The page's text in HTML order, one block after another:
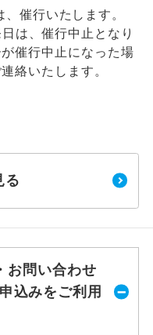
催行いたします。
は、催行中止となり
催行中止になった場
絡いたします。
る
お問い合わせ
込みをご利用